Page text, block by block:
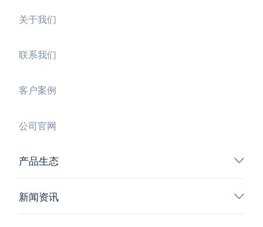
关于我们
联系我们
客户案例
公司官网
产品生态
新闻资讯